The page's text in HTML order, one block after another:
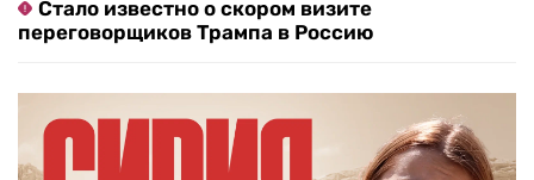
Стало известно о скором визите
переговорщиков Трампа в Россию